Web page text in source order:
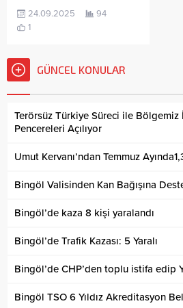
24.09.2025
94
1
GÜNCEL KONULAR
Terörsüz Türkiye Süreci ile Bölgemiz
Pencereleri Açılıyor
Umut Kervanı’ndan Temmuz
Bingöl Valisinden Kan Bağışına
Bingöl’de kaza 8 kişi yaralandı
Bingöl’de Trafik Kazası: 5 Yaralı
Bingöl’de CHP’den toplu istifa edip
Bingöl TSO 6 Yıldız Akreditasyon